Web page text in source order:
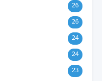
26
26
24
24
23